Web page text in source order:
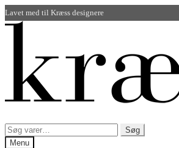
Lavet med til Kræss designere
Spring
Spring
Søg
efter:
Søg
Menu